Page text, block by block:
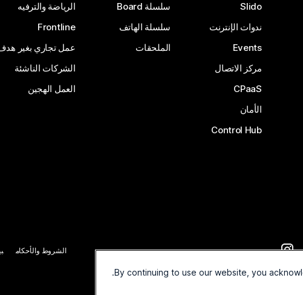
Slido
ندوات الإنترنت
Events
مركز الاتصال
CPaaS
الأمان
Control Hub
سلسلة Board
سلسلة الهاتف
الملحقات
الرياضة والترفيه
Frontline
عمل تجاري بغير
الشركات الناشئة
العمل الهجين
الشروط والأحكام
By continuing to use our website, you